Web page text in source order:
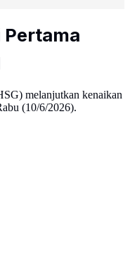
Pertama
melanjutkan kenaikan
(10/6/2026).